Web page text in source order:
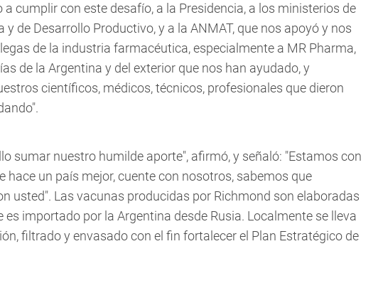
cumplir con este desafío, a la Presidencia, a los ministerios de
y de Desarrollo Productivo, y a la ANMAT, que nos apoyó y nos
de la industria farmacéutica, especialmente a MR Pharma,
de la Argentina y del exterior que nos han ayudado, y
científicos, médicos, técnicos, profesionales que dieron
sumar nuestro humilde aporte", afirmó, y señaló: "Estamos con
hace un país mejor, cuente con nosotros, sabemos que
usted". Las vacunas producidas por Richmond son elaboradas
es importado por la Argentina desde Rusia. Localmente se lleva
filtrado y envasado con el fin fortalecer el Plan Estratégico de